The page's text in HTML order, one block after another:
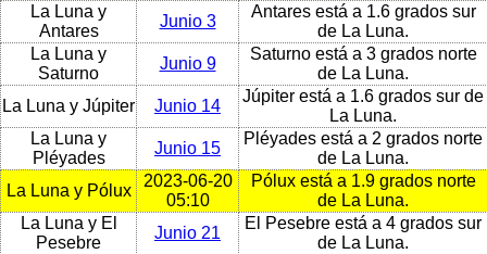
La Luna y
Antares
Junio 3
Antares está a 1.6 grados sur
de La Luna.
La Luna y
Saturno
Junio 9
Saturno está a 3 grados norte
de La Luna.
La Luna y Júpiter
Junio 14
Júpiter está a 1.6 grados sur de
La Luna.
La Luna y
Pléyades
Junio 15
Pléyades está a 2 grados norte
de La Luna.
La Luna y Pólux
2023-06-20
05:10
Pólux está a 1.9 grados norte
de La Luna.
La Luna y El
Pesebre
Junio 21
El Pesebre está a 4 grados sur
de La Luna.